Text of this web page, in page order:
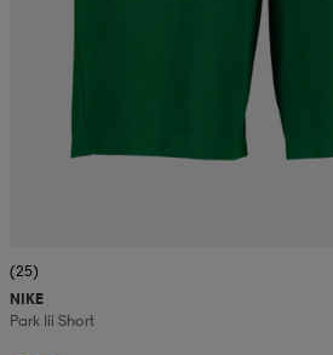
(25)
NIKE
Park Iii Short